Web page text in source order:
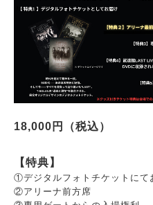
18,000円（税込）
【特典】
①デジタルフォトチケットにて
②アリーナ前方席